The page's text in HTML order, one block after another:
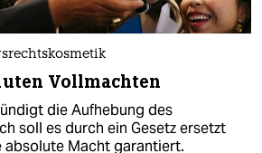
Vollmachten
die Aufhebung des
soll es durch ein Gesetz ersetzt
absolute Macht garantiert.